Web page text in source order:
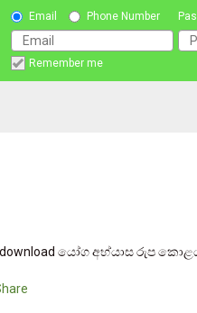
Email Phone Number
Remember me
යෝග අභ්යාස රුප